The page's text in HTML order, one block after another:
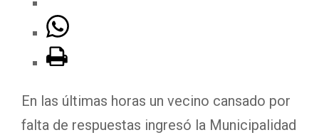
En las últimas horas un vecino cansado por
falta de respuestas ingresó la Municipalidad